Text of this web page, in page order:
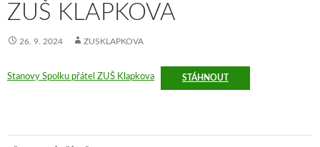
ZUŠ KLAPKOVA
26. 9. 2024 ZUSKLAPKOVA
Stanovy Spolku přátel ZUŠ Klapkova STÁHNOUT